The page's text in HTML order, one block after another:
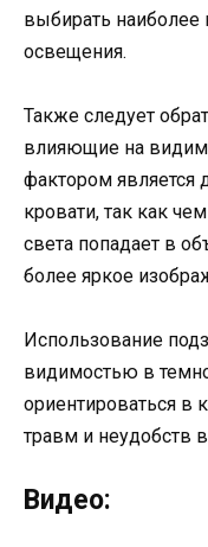
выбирать наиболее
освещения.
Также следует
влияющие на
фактором является
кровати, так как
света попадает в
более яркое
Использование
видимостью в
ориентироваться в
травм и неудобств
Видео: